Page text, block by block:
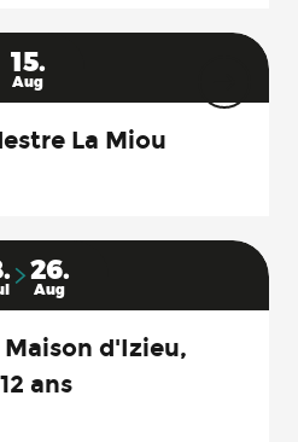
15.
Aug
La Miou
26.
Aug
d'Izieu,
ans